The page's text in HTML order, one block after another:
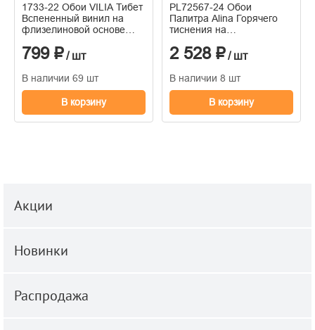
1733-22 Обои VILIA Тибет
Вспененный винил на
флизелиновой основе
799 ₽/ шт
В наличии 69 шт
В корзину
PL72567-24 Обои
Палитра Alina Горячего
тиснения на
1.06м x 10.05
2 528 ₽/ шт
В наличии 8 шт
В корзину
Акции
Новинки
Распродажа